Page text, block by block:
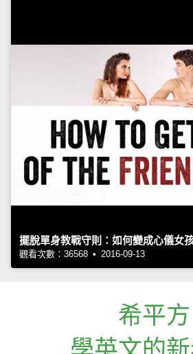
擺脫單身教戰守則：如何變成心儀女
觀看次數：36568 • 2016-09-13
希平方
學英文的